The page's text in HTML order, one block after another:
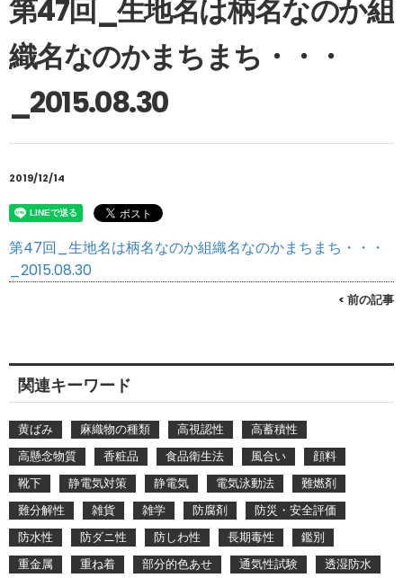
第47回_生地名は柄名なのか組
織名なのかまちまち・・・
_2015.08.30
2019/12/14
第47回_生地名は柄名なのか組織名なのかまちまち・・・
_2015.08.30
< 前の記事
関連キーワード
黄ばみ 麻織物の種類 高視認性
高蓄積性
高懸念物質
香粧品 食品衛生法 風合い
顔料
靴下
静電気対策 静電気 電気泳動法
難燃剤
難分解性
雑貨 雑学 防腐剤
防災・安全評価
防水性
防ダニ性 防しわ性 長期毒性
鑑別
重金属
重ね着 部分的色あせ 通気性試験
透湿防水